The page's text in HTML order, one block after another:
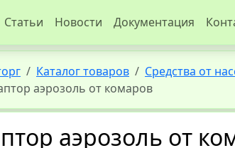
Статьи Новости Документация
Каталог товаров Средства от
аэрозоль от комаров
аэрозоль от